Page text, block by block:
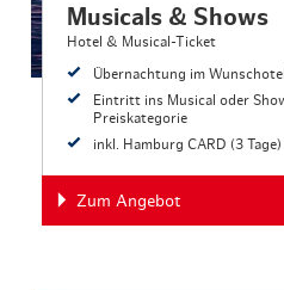
Musicals & Shows
Hotel & Musical-Ticket
Übernachtung im
Eintritt ins Musical oder
Preiskategorie
inkl. Hamburg CARD (3
Zum Angebot